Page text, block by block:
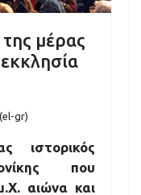
μέρας
gr)
ιστορικός
που
αιώνα και